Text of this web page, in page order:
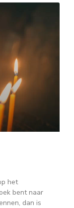
het
bent naar
dan is